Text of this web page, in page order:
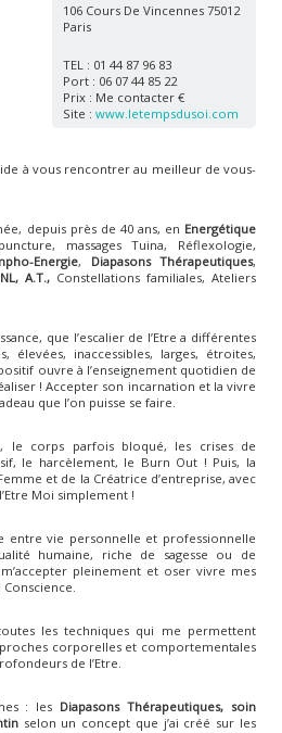
106 Cours De Vincennes 75012
Paris
TEL : 01 44 87 96 83
Port : 06 07 44 85 22
Prix : Me contacter €
Site : www.letempsdusoi.com
à vous rencontrer au meilleur de vous-
depuis près de 40 ans, en Energétique
massages Tuina, Réflexologie,
Energie, Diapasons Thérapeutiques,
A.T.,Constellations familiales, Ateliers
que l’escalier de l’Etre a différentes
élevées, inaccessibles, larges, étroites,
ouvre à l’enseignement quotidien de
! Accepter son incarnation et la vivre
que l’on puisse se faire.
le corps parfois bloqué, les crises de
le harcèlement, le Burn Out ! Puis, la
et de la Créatrice d’entreprise, avec
Moi simplement !
entre vie personnelle et professionnelle
humaine, riche de sagesse ou de
pleinement et oser vivre mes
Conscience.
les techniques qui me permettent
corporelles et comportementales
de l’Etre.
: les Diapasons Thérapeutiques, soin
selon un concept que j’ai créé sur les